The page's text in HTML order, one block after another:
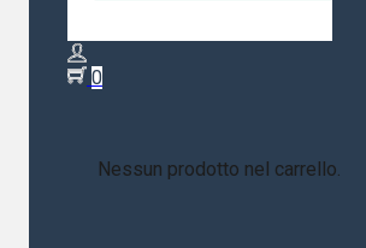
0
Nessun prodotto nel carrello.